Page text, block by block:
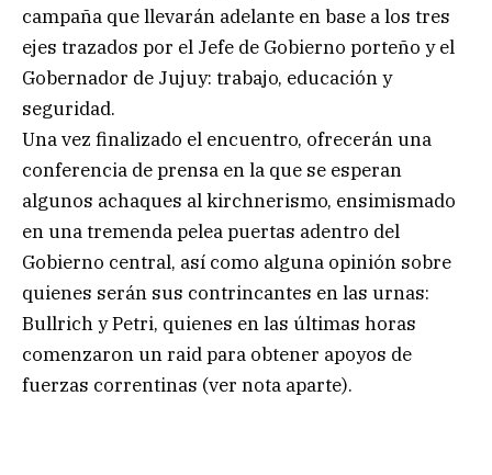
campaña que llevarán adelante en base a los tres
ejes trazados por el Jefe de Gobierno porteño y el
Gobernador de Jujuy: trabajo, educación y
seguridad.
Una vez finalizado el encuentro, ofrecerán una
conferencia de prensa en la que se esperan
algunos achaques al kirchnerismo, ensimismado
en una tremenda pelea puertas adentro del
Gobierno central, así como alguna opinión sobre
quienes serán sus contrincantes en las urnas:
Bullrich y Petri, quienes en las últimas horas
comenzaron un raid para obtener apoyos de
fuerzas correntinas (ver nota aparte).